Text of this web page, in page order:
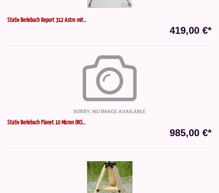
Stativ Berlebach Report 312 Astro mit...
419,00 €*
Stativ Berlebach Planet 10 Micron DKS...
985,00 €*